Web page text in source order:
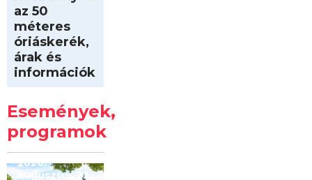
az 50
méteres
óriáskerék,
árak és
információk
Események,
programok
Kilóméterek
2026
2026.
augusztus 22